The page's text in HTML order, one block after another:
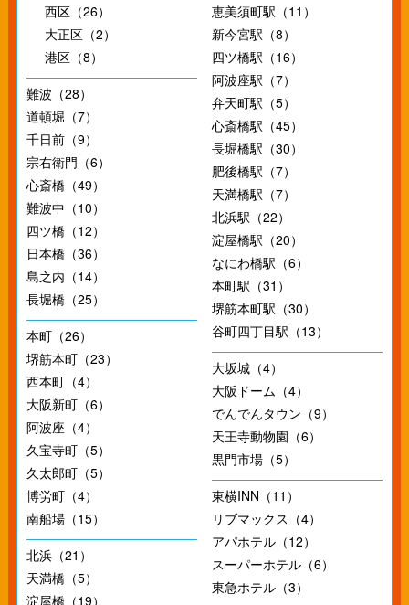
西区（26）
大正区（2）
港区（8）
難波（28）
道頓堀（7）
千日前（9）
宗右衛門（6）
心斎橋（49）
難波中（10）
四ツ橋（12）
日本橋（36）
島之内（14）
長堀橋（25）
本町（26）
堺筋本町（23）
西本町（4）
大阪新町（6）
阿波座（4）
久宝寺町（5）
久太郎町（5）
博労町（4）
南船場（15）
北浜（21）
天満橋（5）
淀屋橋（19）
恵美須町駅（11）
新今宮駅（8）
四ツ橋駅（16）
阿波座駅（7）
弁天町駅（5）
心斎橋駅（45）
長堀橋駅（30）
肥後橋駅（7）
天満橋駅（7）
北浜駅（22）
淀屋橋駅（20）
なにわ橋駅（6）
本町駅（31）
堺筋本町駅（30）
谷町四丁目駅（13）
大坂城（4）
大阪ドーム（4）
でんでんタウン（9）
天王寺動物園（6）
黒門市場（5）
東横INN（11）
リブマックス（4）
アパホテル（12）
スーパーホテル（6）
東急ホテル（3）